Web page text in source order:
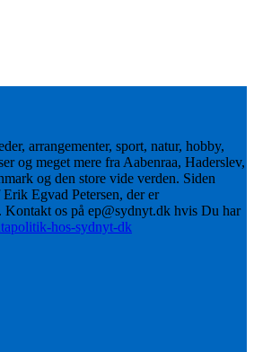
arrangementer, sport, natur, hobby,
og meget mere fra Aabenraa, Haderslev,
og den store vide verden. Siden
Egvad Petersen, der er
Kontakt os på ep@sydnyt.dk hvis Du har
hos-sydnyt-dk